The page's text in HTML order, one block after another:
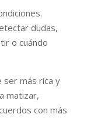
dudas,
o cuándo
ser más rica y
matizar,
con más